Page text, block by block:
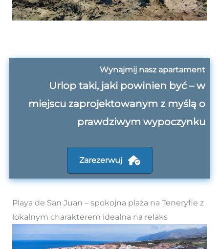
Wynajmij nasz apartament
Urlop taki, jaki powinien być – w
miejscu zaprojektowanym z myślą o
prawdziwym wypoczynku
Zarezerwuj
Playa de San Juan – spokojna plaża na Teneryfie z
lokalnym charakterem idealna na relaks